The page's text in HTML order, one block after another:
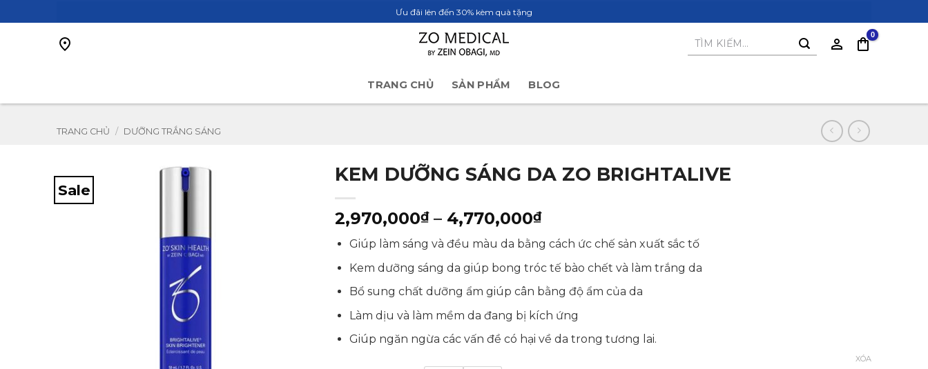
qua
Ưu đãi lên đến 30% kèm quà tặng
Tìm
TRANG CHỦ SẢN PHẨM BLOG
TRANG CHỦ / DƯỠNG TRẮNG SÁNG
Sale
KEM DƯỠNG SÁNG DA ZO BRIGHTALIVE
2,970,000₫ – 4,770,000₫Khoảng
giá:
từ
2,970,000₫
đến
4,770,000₫
Giúp làm sáng và đều màu da bằng cách ức chế sản xuất sắc tố
Kem dưỡng sáng da giúp bong tróc tế bào chết và làm trắng da
Bổ sung chất dưỡng ẩm giúp cân bằng độ ẩm của da
Làm dịu và làm mềm da đang bị kích ứng
Giúp ngăn ngừa các vấn đề có hại về da trong tương lai.
XÓA